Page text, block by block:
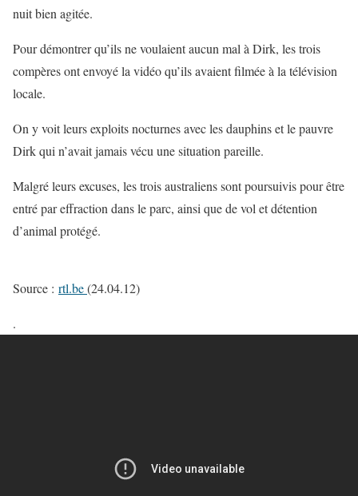
nuit bien agitée.
Pour démontrer qu’ils ne voulaient aucun mal à Dirk, les trois
compères ont envoyé la vidéo qu’ils avaient filmée à la télévision
locale.
On y voit leurs exploits nocturnes avec les dauphins et le pauvre
Dirk qui n’avait jamais vécu une situation pareille.
Malgré leurs excuses, les trois australiens sont poursuivis pour être
entré par effraction dans le parc, ainsi que de vol et détention
d’animal protégé.
Source : rtl.be(24.04.12)
.